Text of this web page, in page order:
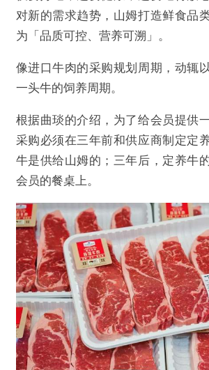
对新的需求趋势，山姆打造鲜食品
为「品质可控、营养可溯」。
像进口牛肉的采购规划周期，动辄
一头牛的饲养周期。
根据曲琰的介绍，为了给会员提供
采购必须在三年前和供应商制定定
牛是供给山姆的；三年后，定养牛
会员的餐桌上。